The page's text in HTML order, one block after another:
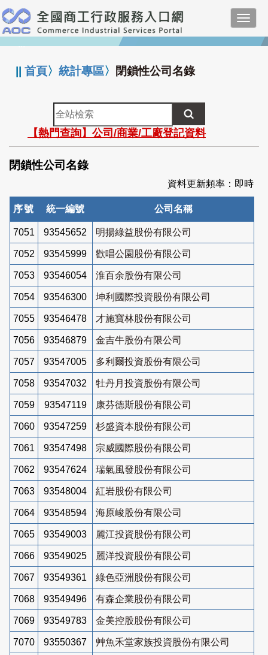
跳
到
主
要
:::
||首頁〉統計專區〉 閉鎖性公司名錄
全
站
檢
索
【熱門查詢】公司/商業/工廠登記資料
閉鎖性公司名錄
資料更新頻率：即時
序號 統一編號 公司名稱
7051 93545652 明揚綠益股份有限公司
7052 93545999 歡唱公園股份有限公司
7053 93546054 淮百余股份有限公司
7054 93546300 坤利國際投資股份有限公司
7055 93546478 才施寶林股份有限公司
7056 93546879 金吉牛股份有限公司
7057 93547005 多利爾投資股份有限公司
7058 93547032 牡丹月投資股份有限公司
7059 93547119 康芬德斯股份有限公司
7060 93547259 杉盛資本股份有限公司
7061 93547498 宗威國際股份有限公司
7062 93547624 瑞氣風發股份有限公司
7063 93548004 紅岩股份有限公司
7064 93548594 海原峻股份有限公司
7065 93549003 麗江投資股份有限公司
7066 93549025 麗洋投資股份有限公司
7067 93549361 綠色亞洲股份有限公司
7068 93549496 有森企業股份有限公司
7069 93549783 金美控股股份有限公司
7070 93550367 艸魚禾堂家族投資股份有限公司